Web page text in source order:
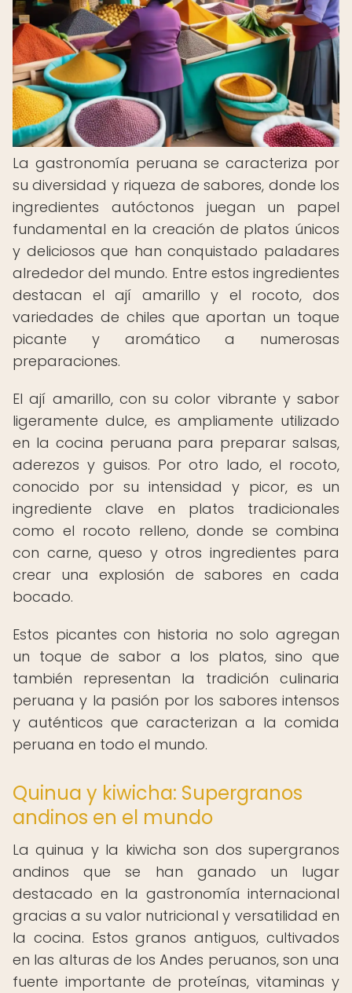
La gastronomía peruana se caracteriza por
su diversidad y riqueza de sabores, donde los
ingredientes autóctonos juegan un papel
fundamental en la creación de platos únicos
y deliciosos que han conquistado paladares
alrededor del mundo. Entre estos ingredientes
destacan el ají amarillo y el rocoto, dos
variedades de chiles que aportan un toque
picante y aromático a numerosas
preparaciones.
El ají amarillo, con su color vibrante y sabor
ligeramente dulce, es ampliamente utilizado
en la cocina peruana para preparar salsas,
aderezos y guisos. Por otro lado, el rocoto,
conocido por su intensidad y picor, es un
ingrediente clave en platos tradicionales
como el rocoto relleno, donde se combina
con carne, queso y otros ingredientes para
crear una explosión de sabores en cada
bocado.
Estos picantes con historia no solo agregan
un toque de sabor a los platos, sino que
también representan la tradición culinaria
peruana y la pasión por los sabores intensos
y auténticos que caracterizan a la comida
peruana en todo el mundo.
Quinua y kiwicha: Supergranos
andinos en el mundo
La quinua y la kiwicha son dos supergranos
andinos que se han ganado un lugar
destacado en la gastronomía internacional
gracias a su valor nutricional y versatilidad en
la cocina. Estos granos antiguos, cultivados
en las alturas de los Andes peruanos, son una
fuente importante de proteínas, vitaminas y